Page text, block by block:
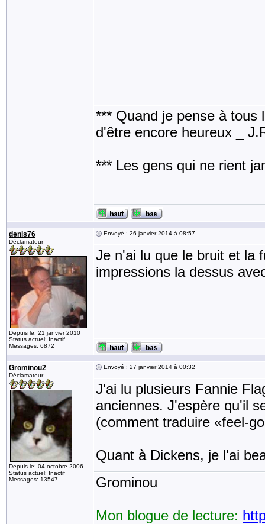
*** Quand je pense à tous
d'être encore heureux _
*** Les gens qui ne rient
denis76
Déclamateur
Depuis le: 21 janvier 2010
Status actuel: Inactif
Messages: 6872
Envoyé : 26 janvier 2014 à 08:57
Je n'ai lu que le bruit et la
impressions la dessus
Grominou2
Déclamateur
Depuis le: 04 octobre 2006
Status actuel: Inactif
Messages: 13547
Envoyé : 27 janvier 2014 à 00:32
J'ai lu plusieurs Fannie
anciennes. J'espère qu'il
(comment traduire «feel-
Quant à Dickens, je l'ai
Grominou
Mon blogue de lecture: